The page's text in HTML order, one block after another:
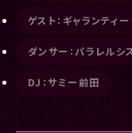
ゲスト：ギャランティ
ダンサー：パラレルシ
DJ：サミー前田